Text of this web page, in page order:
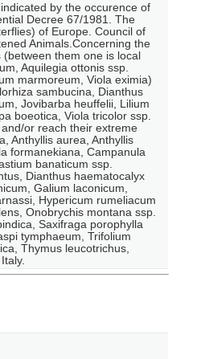
by the occurence of
Decree 67/1981. The
of Europe. Council of
Animals.Concerning the
them one is local
Aquilegia ottonis ssp.
marmoreum, Viola eximia)
sambucina, Dianthus
Jovibarba heuffelii, Lilium
boeotica, Viola tricolor ssp.
or reach their extreme
Anthyllis aurea, Anthyllis
formanekiana, Campanula
banaticum ssp.
Dianthus haematocalyx
Galium laconicum,
Hypericum rumeliacum
Onobrychis montana ssp.
Saxifraga porophylla
tymphaeum, Trifolium
Thymus leucotrichus,